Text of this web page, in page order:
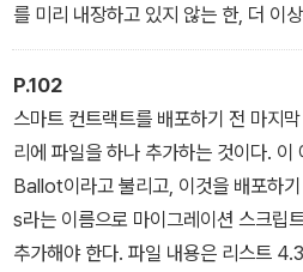
를 미리 내장하고 있지 않는 한, 더 이
구적인 최종 상태가 되기 때문이다. 이
대해 설명할 것이다.
P.102
스마트 컨트랙트를 배포하기 전 마지
리에 파일을 하나 추가하는 것이다. 이
Ballot이라고 불리고, 이것을 배포
s라는 이름으로 마이그레이션 스크립
추가해야 한다. 파일 내용은 리스트